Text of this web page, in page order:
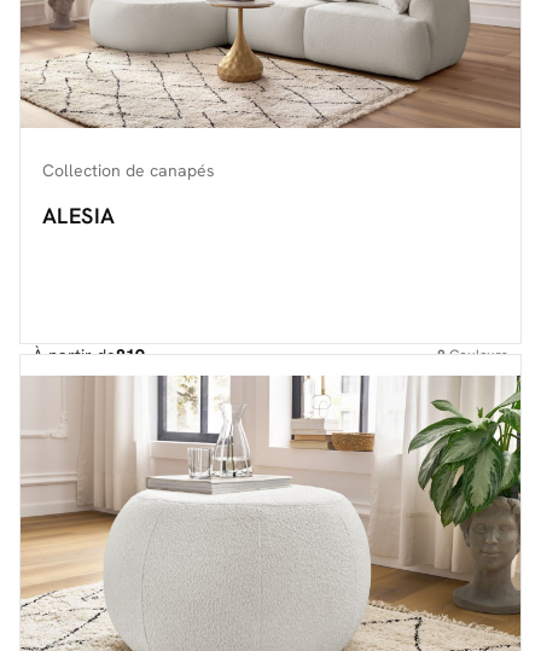
Collection de canapés
ALESIA
À partir de819.- 8Couleurs
Découvrir toute la collection